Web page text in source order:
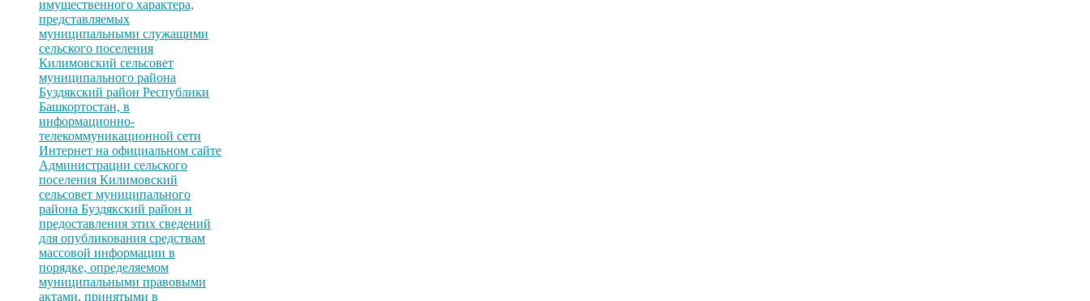
имущественного характера,
представляемых
муниципальными служащими
сельского поселения
Килимовский сельсовет
муниципального района
Буздякский район Республики
Башкортостан, в
информационно-
телекоммуникационной сети
Интернет на официальном сайте
Администрации сельского
поселения Килимовский
сельсовет муниципального
района Буздякский район и
предоставления этих сведений
для опубликования средствам
массовой информации в
порядке, определяемом
муниципальными правовыми
актами, принятыми в